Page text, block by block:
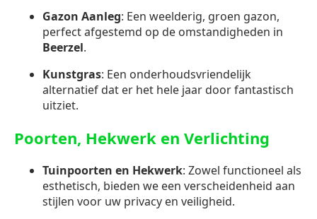
Gazon Aanleg: Een weelderig, groen gazon,
perfect afgestemd op de omstandigheden in
Beerzel.
Kunstgras: Een onderhoudsvriendelijk
alternatief dat er het hele jaar door fantastisch
uitziet.
Poorten, Hekwerk en Verlichting
Tuinpoorten en Hekwerk: Zowel functioneel als
esthetisch, bieden we een verscheidenheid aan
stijlen voor uw privacy en veiligheid.